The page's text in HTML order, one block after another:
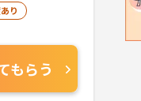
り
もらう